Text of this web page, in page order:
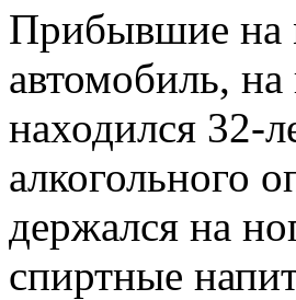
Прибывшие на
автомобиль,
находился 32-
алкогольного
держался на
спиртные